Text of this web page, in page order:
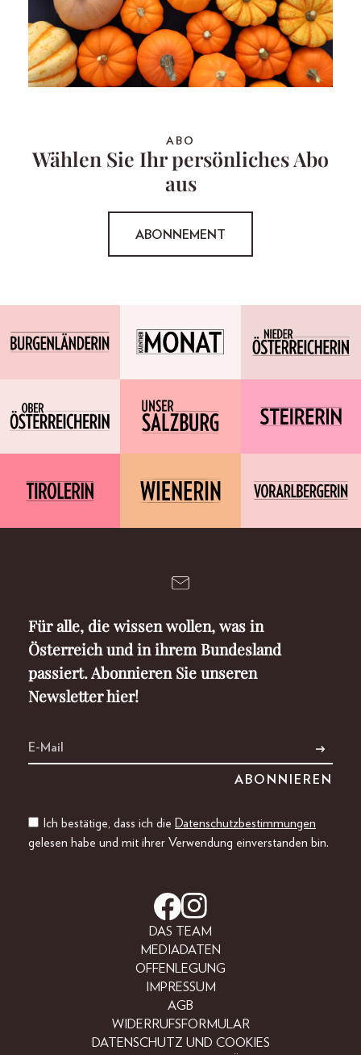
ABO
Wählen Sie Ihr persönliches Abo
aus
ABONNEMENT
Für alle, die wissen wollen, was in
Österreich und in ihrem Bundesland
passiert. Abonnieren Sie unseren
Newsletter hier!
Ich bestätige, dass ich die Datenschutzbestimmungen
gelesen habe und mit ihrer Verwendung einverstanden bin.
DAS TEAM
MEDIADATEN
OFFENLEGUNG
IMPRESSUM
AGB
WIDERRUFSFORMULAR
DATENSCHUTZ UND COOKIES